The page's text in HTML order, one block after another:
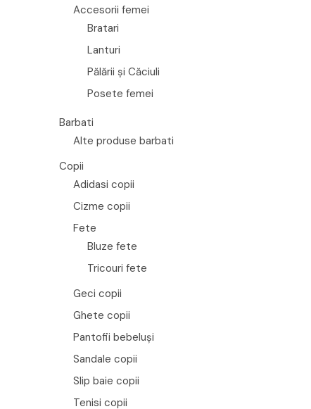
Accesorii femei
Bratari
Lanturi
Pălării și Căciuli
Posete femei
Barbati
Alte produse barbati
Copii
Adidasi copii
Cizme copii
Fete
Bluze fete
Tricouri fete
Geci copii
Ghete copii
Pantofii bebeluși
Sandale copii
Slip baie copii
Tenisi copii